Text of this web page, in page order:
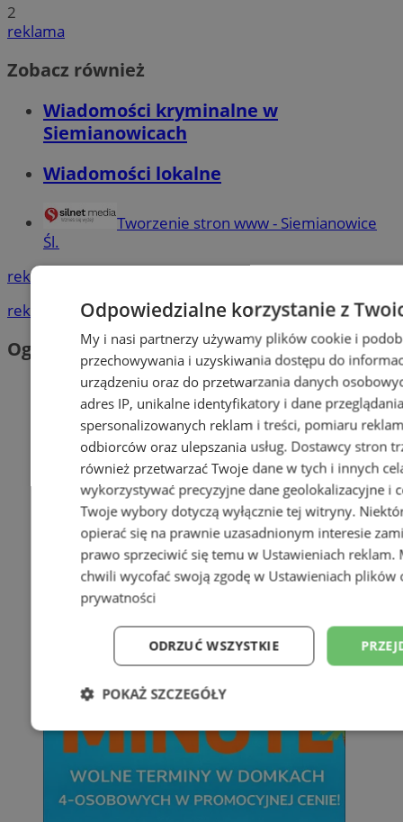
2
reklama
Zobacz również
Wiadomości kryminalne w
Siemianowicach
Wiadomości lokalne
Tworzenie stron www - Siemianowice
Śl.
reklama
reklama
Ogłoszenia
Odpowiedzialne korzystanie z
My i nasi partnerzy używamy plików cookie i
przechowywania i uzyskiwania dostępu do
urządzeniu oraz do przetwarzania danych
adres IP, unikalne identyfikatory i dane
spersonalizowanych reklam i treści, pomiaru
odbiorców oraz ulepszania usług. Dostawcy stron
również przetwarzać Twoje dane w tych i innych
wykorzystywać precyzyjne dane geolokalizacyjne i
Twoje wybory dotyczą wyłącznie tej witryny.
opierać się na prawnie uzasadnionym interesie
prawo sprzeciwić się temu w Ustawieniach reklam.
chwili wycofać swoją zgodę w Ustawieniach plików
prywatności
ODRZUĆ WSZYSTKIE
POKAŻ SZCZEGÓŁY
Niezbędne Wydajność
Niesklasyfikowane